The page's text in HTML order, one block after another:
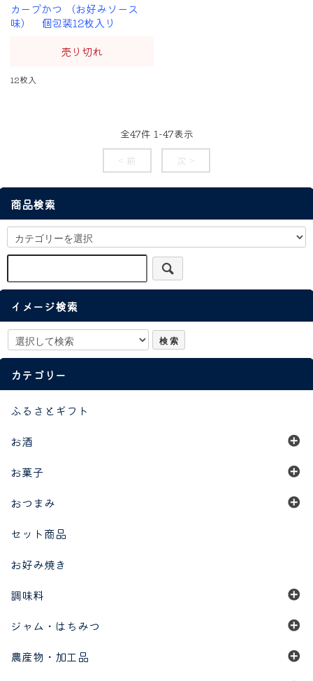
カープかつ （お好みソース
味） 個包装12枚入り
売り切れ
12枚入
全47件 1-47表示
< 前
次 >
商品検索
イメージ検索
カテゴリー
ふるさとギフト
お酒
お菓子
おつまみ
セット商品
お好み焼き
調味料
ジャム・はちみつ
農産物・加工品